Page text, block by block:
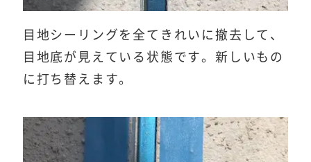
目地シーリングを全てきれいに撤去して、
目地底が見えている状態です。新しいもの
に打ち替えます。